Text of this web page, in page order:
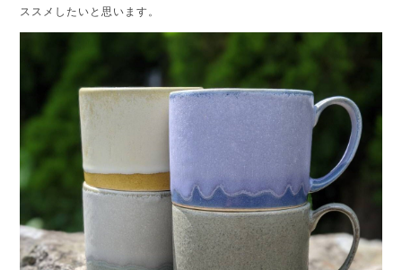
ススメしたいと思います。